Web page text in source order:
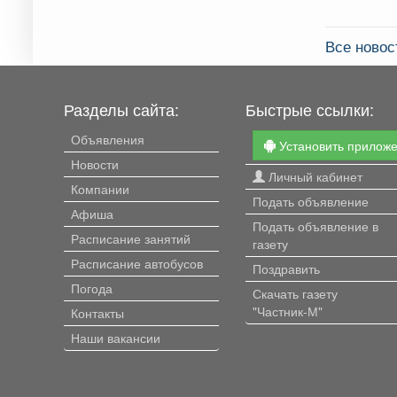
Все
Разделы сайта:
Объявления
Новости
Компании
Афиша
Расписание занятий
Расписание автобусов
Погода
Контакты
Наши вакансии
Быстрые ссылки:
Установить
Личный кабинет
Подать объявление
Подать объявление в
газету
Поздравить
Скачать газету
"Частник-М"